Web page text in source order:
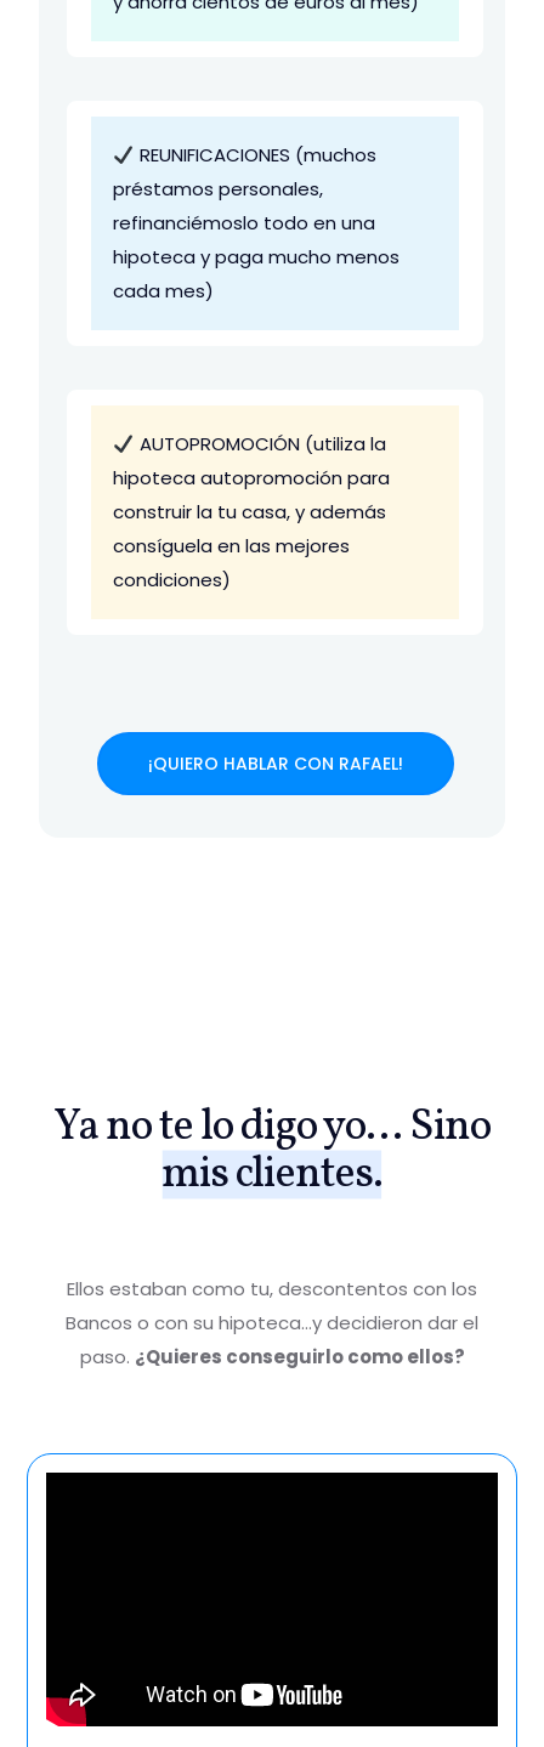
REUNIFICACIONES (muchos
préstamos personales,
refinanciémoslo todo en una
hipoteca y paga mucho menos
cada mes)
AUTOPROMOCIÓN (utiliza la
hipoteca autopromoción para
construir la tu casa, y además
consíguela en las mejores
condiciones)
¡QUIERO HABLAR CON RAFAEL!
Ya no te lo digo yo... Sino
mis clientes.
Ellos estaban como tu, descontentos con los
Bancos o con su hipoteca…y decidieron dar el
paso. ¿Quieres conseguirlo como ellos?